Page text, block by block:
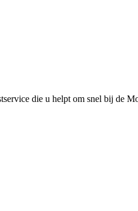
die u helpt om snel bij de